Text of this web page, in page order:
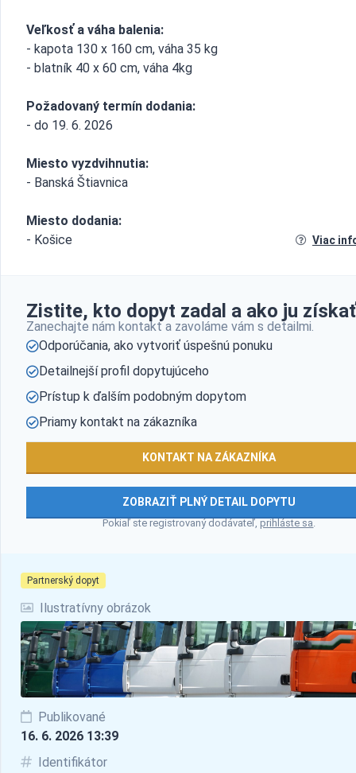
Partnerský dopyt
Ilustratívny obrázok
Publikované
16. 6. 2026 13:39
Identifikátor
Veľkosť a váha balenia:
- kapota 130 x 160 cm, váha 35 kg
- blatník 40 x 60 cm, váha 4kg
Požadovaný termín dodania:
- do 19. 6. 2026
Miesto vyzdvihnutia:
- Banská Štiavnica
Miesto dodania:
- Košice
Viac
Zistite, kto dopyt zadal a ako ju
Zanechajte nám kontakt a zavoláme vám s detailmi.
Odporúčania, ako vytvoriť úspešnú ponuku
Detailnejší profil dopytujúceho
Prístup k ďalším podobným dopytom
Priamy kontakt na zákazníka
KONTAKT NA ZÁKAZNÍKA
ZOBRAZIŤ PLNÝ DETAIL DOPYTU
Pokiaľ ste registrovaný dodávateľ,prihláste sa.